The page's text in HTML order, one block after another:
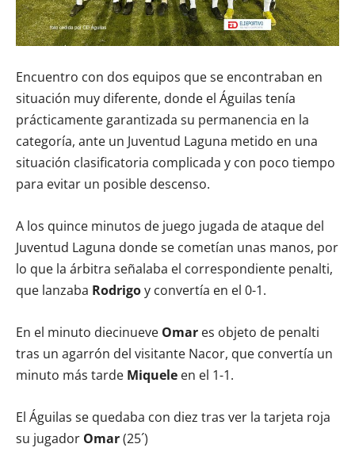
Encuentro con dos equipos que se encontraban en
situación muy diferente, donde el Águilas tenía
prácticamente garantizada su permanencia en la
categoría, ante un Juventud Laguna metido en una
situación clasificatoria complicada y con poco tiempo
para evitar un posible descenso.
A los quince minutos de juego jugada de ataque del
Juventud Laguna donde se cometían unas manos, por
lo que la árbitra señalaba el correspondiente penalti,
que lanzaba Rodrigoy convertía en el 0-1.
En el minuto diecinueve Omar es objeto de penalti
tras un agarrón del visitante Nacor, que convertía un
minuto más tarde Miquele en el 1-1.
El Águilas se quedaba con diez tras ver la tarjeta roja
su jugador Omar(25´)